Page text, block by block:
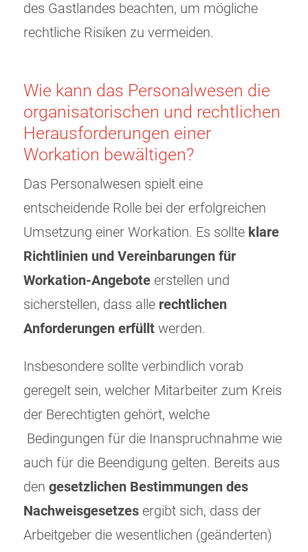
des Gastlandes beachten, um mögliche
rechtliche Risiken zu vermeiden.
Wie kann das Personalwesen die
organisatorischen und rechtlichen
Herausforderungen einer
Workation bewältigen?
Das Personalwesen spielt eine
entscheidende Rolle bei der erfolgreichen
Umsetzung einer Workation. Es sollte klare
Richtlinien und Vereinbarungen für
Workation-Angebote erstellen und
sicherstellen, dass alle rechtlichen
Anforderungen erfüllt werden.
Insbesondere sollte verbindlich vorab
geregelt sein, welcher Mitarbeiter zum Kreis
der Berechtigten gehört, welche
Bedingungen für die Inanspruchnahme wie
auch für die Beendigung gelten. Bereits aus
den gesetzlichen Bestimmungen des
Nachweisgesetzes ergibt sich, dass der
Arbeitgeber die wesentlichen (geänderten)